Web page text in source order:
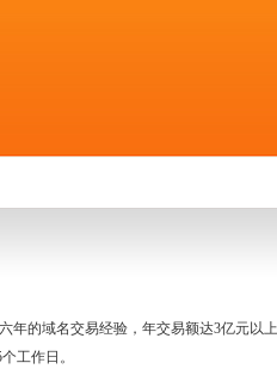
年的域名交易经验，年交易额达3亿元以
工作日。